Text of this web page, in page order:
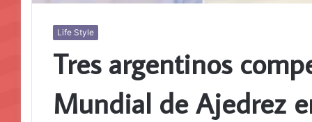
Life Style
Tres argentinos
Mundial de Ajedrez